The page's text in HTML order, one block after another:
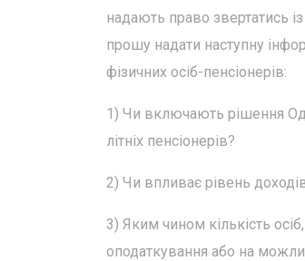
надають право звертатись
прошу надати наступну
фізичних осіб-пенсіонерів:
1) Чи включають рішення
літніх пенсіонерів?
2) Чи впливає рівень
3) Яким чином кількість
оподаткування або на